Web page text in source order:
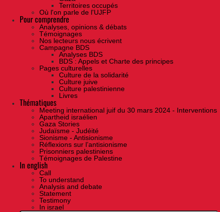
Territoires occupés
Où l'on parle de l'UJFP
Pour comprendre
Analyses, opinions & débats
Témoignages
Nos lecteurs nous écrivent
Campagne BDS
Analyses BDS
BDS : Appels et Charte des principes
Pages culturelles
Culture de la solidarité
Culture juive
Culture palestinienne
Livres
Thématiques
Meeting international juif du 30 mars 2024 - Interventions
Apartheid israélien
Gaza Stories
Judaïsme - Judéité
Sionisme - Antisionisme
Réflexions sur l’antisionisme
Prisonniers palestiniens
Témoignages de Palestine
In english
Call
To understand
Analysis and debate
Statement
Testimony
In israel